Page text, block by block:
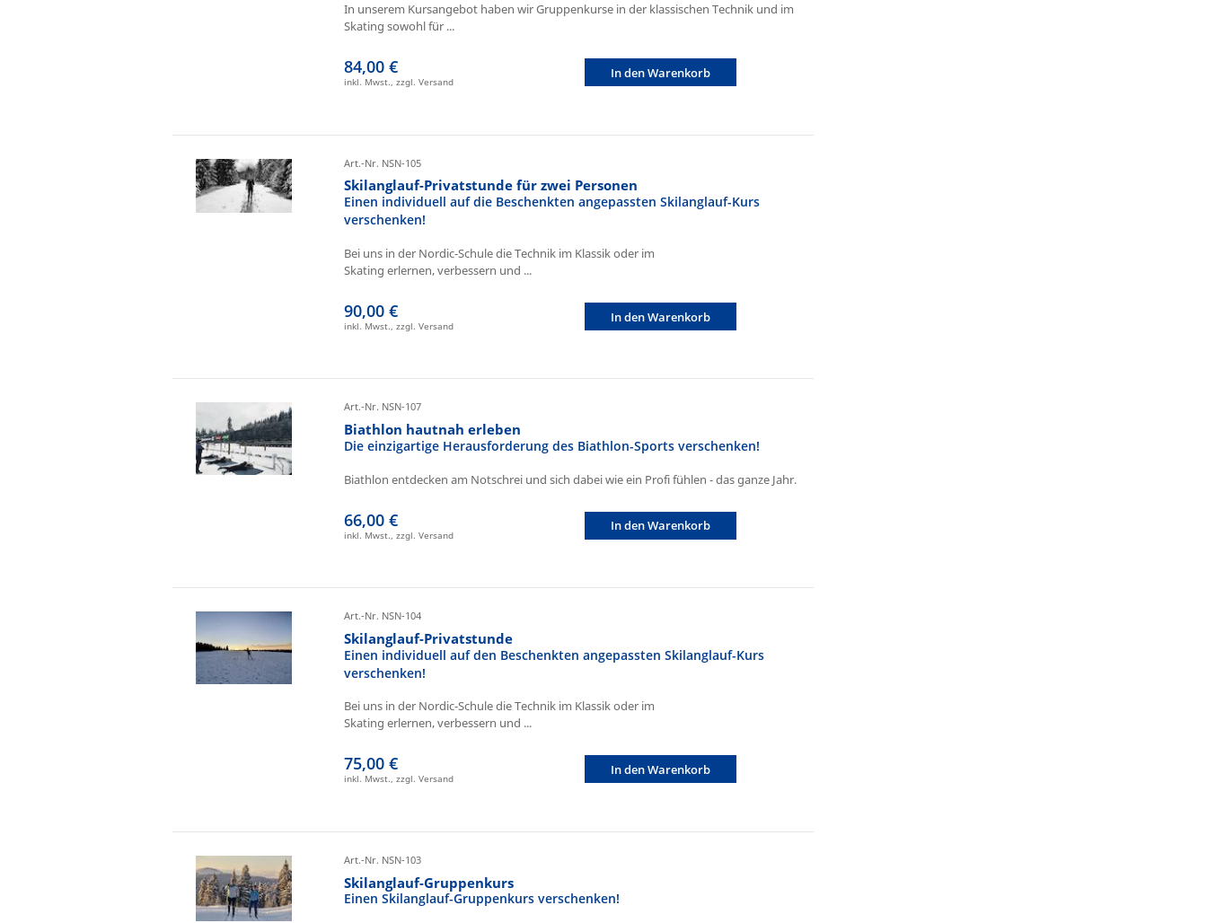
In unserem Kursangebot haben wir Gruppenkurse in der klassischen Technik und im
Skating sowohl für ...
84,00 €
inkl. Mwst., zzgl. Versand
In den Warenkorb
Art.-Nr. NSN-105
Skilanglauf-Privatstunde für zwei Personen
Einen individuell auf die Beschenkten angepassten Skilanglauf-Kurs
verschenken!
Bei uns in der Nordic-Schule die Technik im Klassik oder im
Skating erlernen, verbessern und ...
90,00 €
inkl. Mwst., zzgl. Versand
In den Warenkorb
Art.-Nr. NSN-107
Biathlon hautnah erleben
Die einzigartige Herausforderung des Biathlon-Sports verschenken!
Biathlon entdecken am Notschrei und sich dabei wie ein Profi fühlen - das ganze Jahr.
66,00 €
inkl. Mwst., zzgl. Versand
In den Warenkorb
Art.-Nr. NSN-104
Skilanglauf-Privatstunde
Einen individuell auf den Beschenkten angepassten Skilanglauf-Kurs
verschenken!
Bei uns in der Nordic-Schule die Technik im Klassik oder im
Skating erlernen, verbessern und ...
75,00 €
inkl. Mwst., zzgl. Versand
In den Warenkorb
Art.-Nr. NSN-103
Skilanglauf-Gruppenkurs
Einen Skilanglauf-Gruppenkurs verschenken!